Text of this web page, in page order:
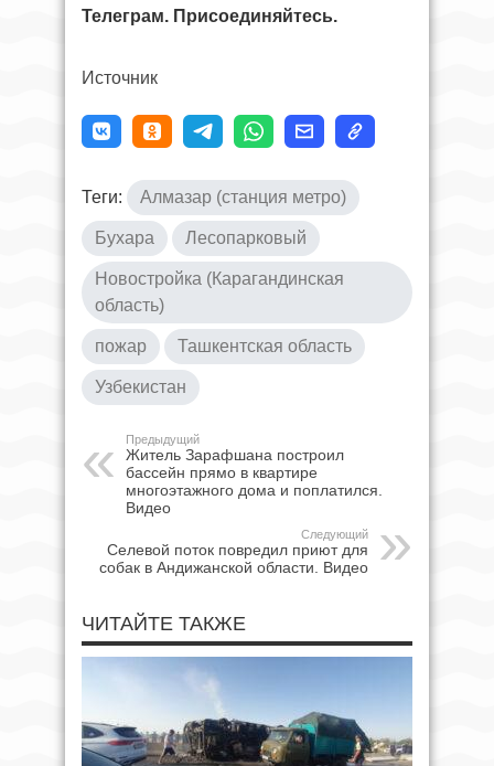
Телеграм. Присоединяйтесь.
Источник
Теги: Алмазар (станция метро)
Бухара Лесопарковый
Новостройка (Карагандинская
область)
пожар Ташкентская область
Узбекистан
Предыдущий
Житель Зарафшана построил
бассейн прямо в квартире
многоэтажного дома и поплатился.
Видео
Следующий
Селевой поток повредил приют для
собак в Андижанской области. Видео
ЧИТАЙТЕ ТАКЖЕ